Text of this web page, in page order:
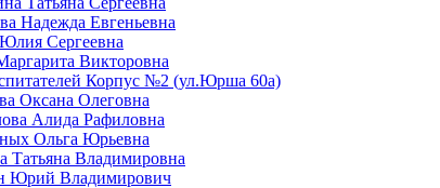
Надежда Евгеньевна
Сергеевна
Викторовна
Корпус №2 (ул.Юрша 60а)
Оксана Олеговна
Алида Рафиловна
Ольга Юрьевна
Татьяна Владимировна
Юрий Владимирович